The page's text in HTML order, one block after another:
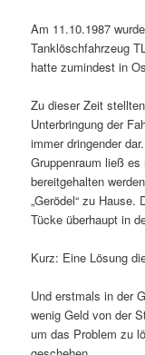
Am 11.10.1987
Tanklöschfahrzeug
hatte zumindest in
Zu dieser Zeit
Unterbringung der
immer dringender
Gruppenraum ließ
bereitgehalten
„Gerödel“ zu
Tücke überhaupt in
Kurz: Eine Lösung
Und erstmals in der
wenig Geld von der
um das Problem zu